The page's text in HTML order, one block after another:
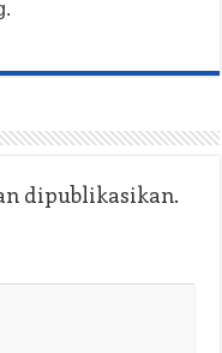
dipublikasikan.